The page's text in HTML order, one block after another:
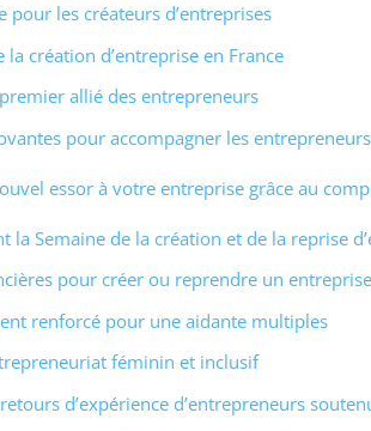
pour les créateurs d’entreprises
la création d’entreprise en France
allié des entrepreneurs
pour accompagner les entrepreneurs
essor à votre entreprise grâce au
la Semaine de la création et de la reprise
pour créer ou reprendre un entreprise
renforcé pour une aidante multiples
féminin et inclusif
d’expérience d’entrepreneurs